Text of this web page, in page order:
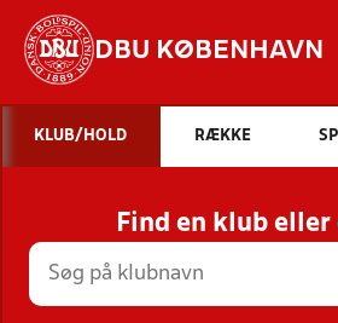
DBU KØBENHAVN
STILLINGER,
HOLD
KLUB/HOLD RÆKKE
Find en klub eller